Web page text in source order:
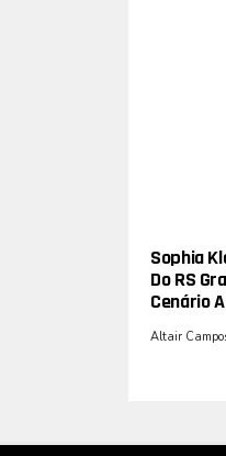
Sophia
Do RS
Cenário
Altair